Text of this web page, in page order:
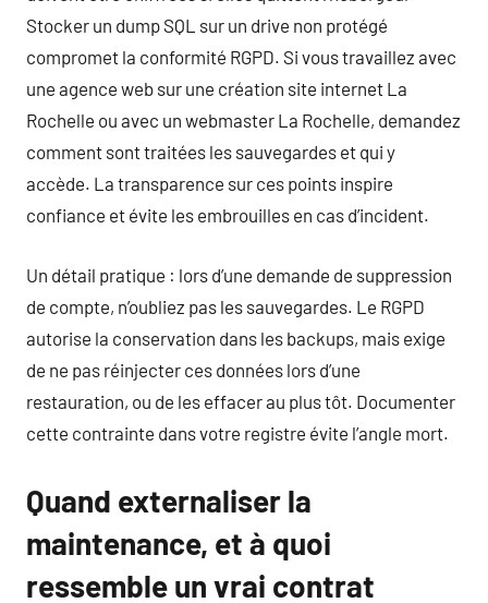
Stocker un dump SQL sur un drive non protégé
compromet la conformité RGPD. Si vous travaillez avec
une agence web sur une création site internet La
Rochelle ou avec un webmaster La Rochelle, demandez
comment sont traitées les sauvegardes et qui y
accède. La transparence sur ces points inspire
confiance et évite les embrouilles en cas d’incident.
Un détail pratique : lors d’une demande de suppression
de compte, n’oubliez pas les sauvegardes. Le RGPD
autorise la conservation dans les backups, mais exige
de ne pas réinjecter ces données lors d’une
restauration, ou de les effacer au plus tôt. Documenter
cette contrainte dans votre registre évite l’angle mort.
Quand externaliser la
maintenance, et à quoi
ressemble un vrai contrat